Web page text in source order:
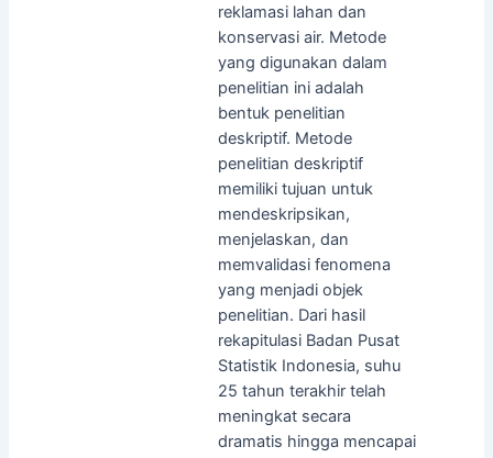
reklamasi lahan dan
konservasi air. Metode
yang digunakan dalam
penelitian ini adalah
bentuk penelitian
deskriptif. Metode
penelitian deskriptif
memiliki tujuan untuk
mendeskripsikan,
menjelaskan, dan
memvalidasi fenomena
yang menjadi objek
penelitian. Dari hasil
rekapitulasi Badan Pusat
Statistik Indonesia, suhu
25 tahun terakhir telah
meningkat secara
dramatis hingga mencapai